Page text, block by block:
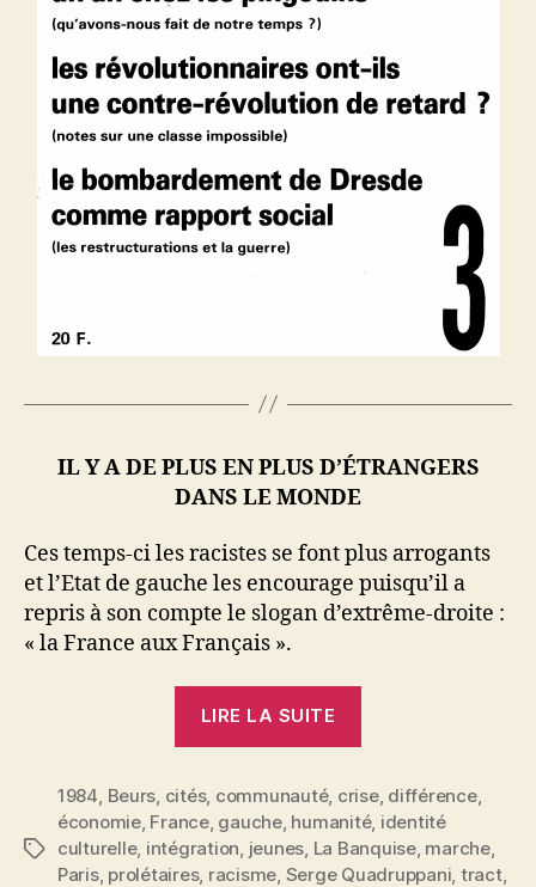
IL Y A DE PLUS EN PLUS D’ÉTRANGERS
DANS LE MONDE
Ces temps-ci les racistes se font plus arrogants
et l’Etat de gauche les encourage puisqu’il a
repris à son compte le slogan d’extrême-droite :
« la France aux Français ».
LIRE LA SUITE
de
plus
en
Étiquettes
1984 Beurs cités, communauté, crise, différence,
économie, France, gauche, humanité, identité
culturelle, intégration jeunes La Banquise, marche,
Paris, prolétaires, racisme Serge Quadruppani tract,